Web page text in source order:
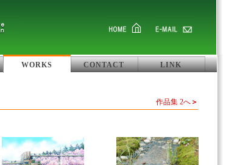
WORKS CONTACT LINK
作品集 2へ＞